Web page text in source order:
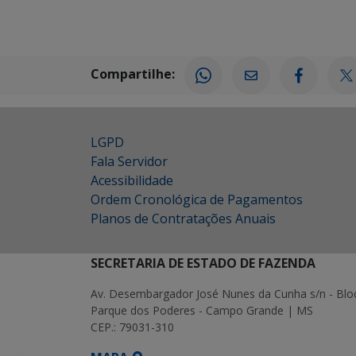
Compartilhe:
LGPD
Fala Servidor
Acessibilidade
Ordem Cronológica de Pagamentos
Planos de Contratações Anuais
SECRETARIA DE ESTADO DE FAZENDA
Av. Desembargador José Nunes da Cunha s/n -
Parque dos Poderes - Campo Grande | MS
CEP.: 79031-310